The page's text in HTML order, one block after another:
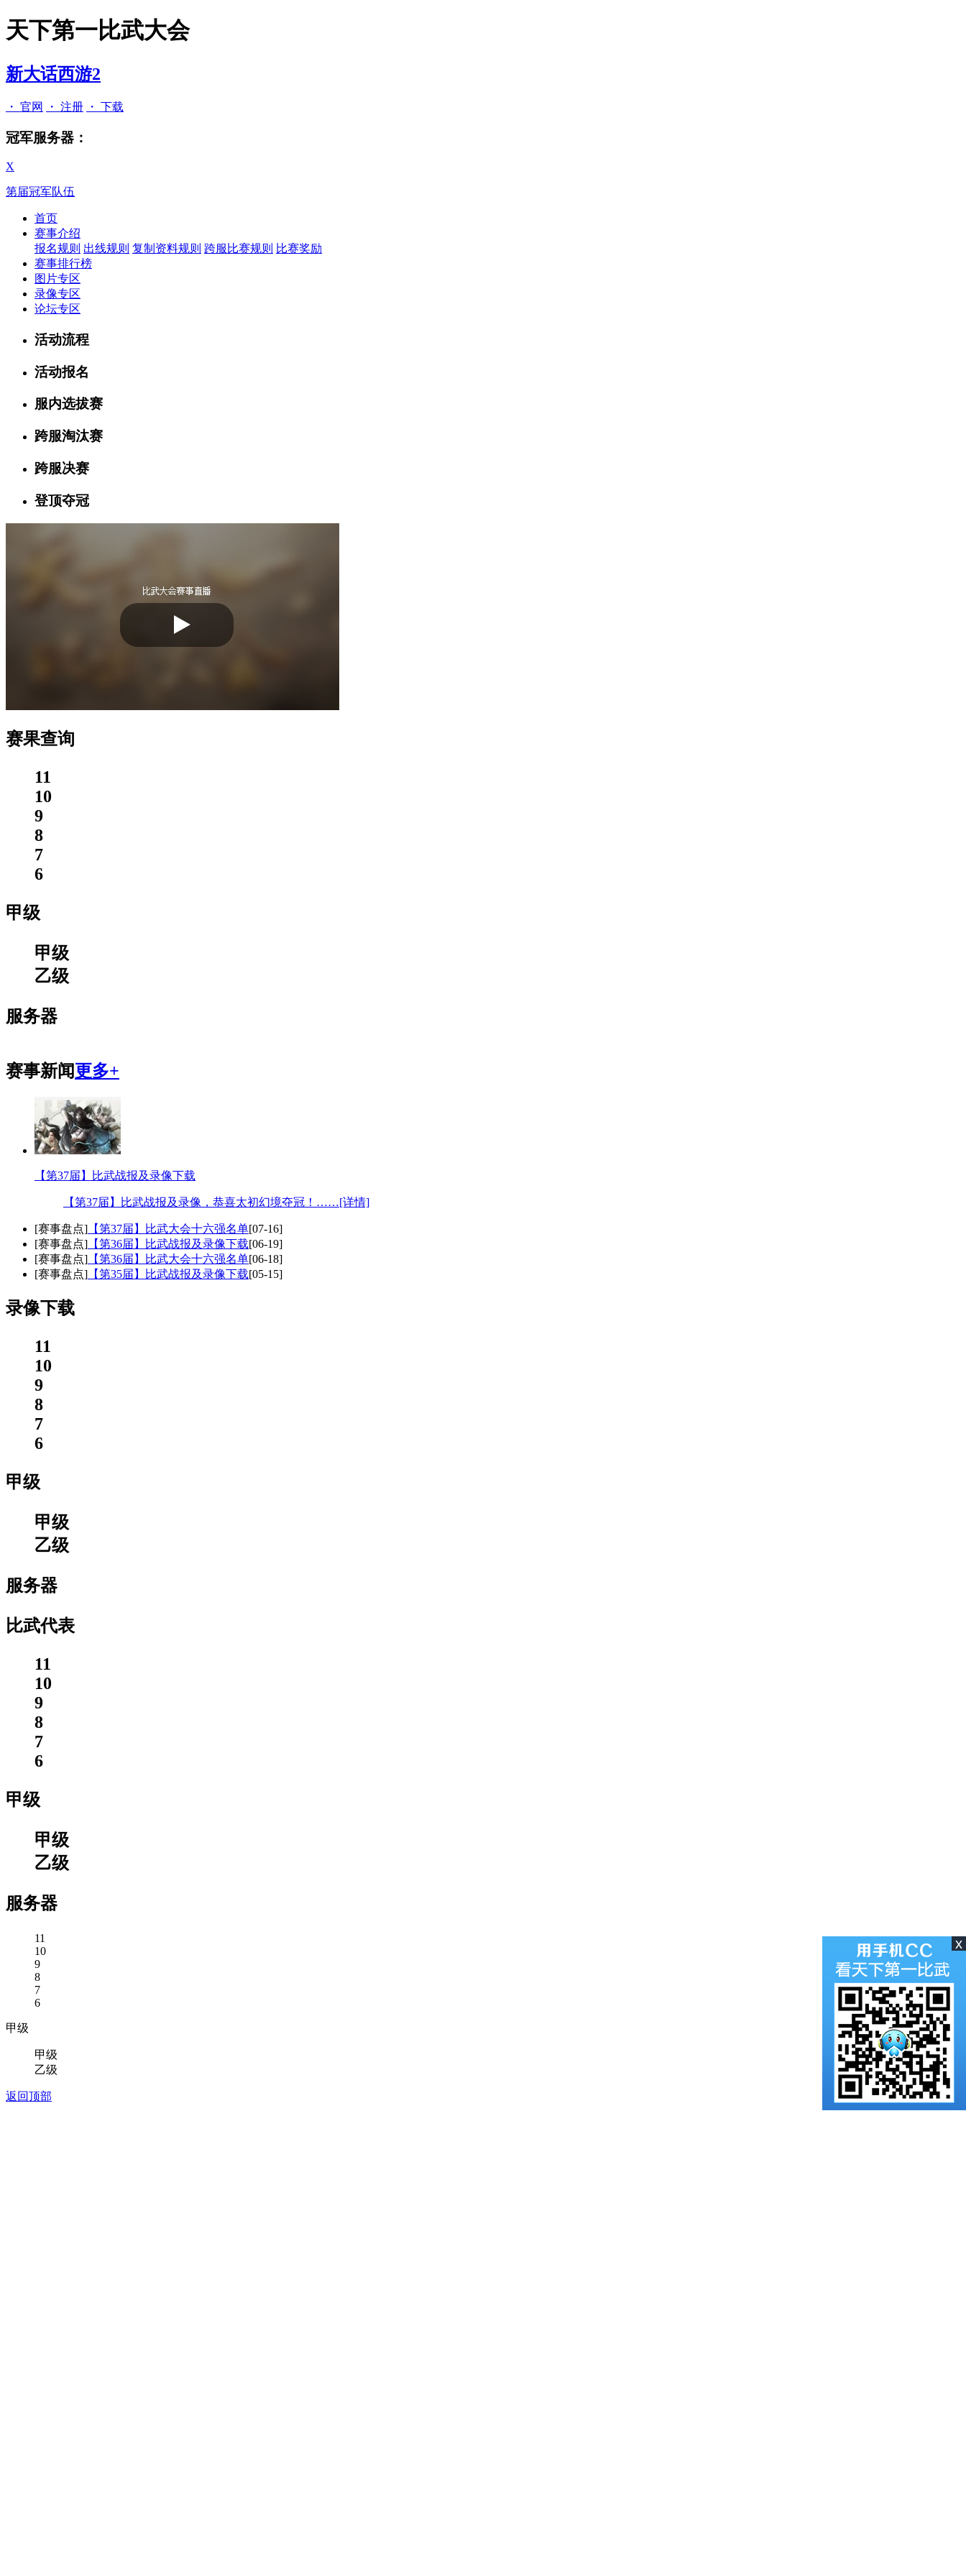
天下第一比武大会
新大话西游2
・ 官网 ・ 注册 ・ 下载
冠军服务器：
X
第届冠军队伍
首页
赛事介绍
报名规则 出线规则 复制资料规则 跨服比赛规则 比赛奖励
赛事排行榜
图片专区
录像专区
论坛专区
活动流程
活动报名
服内选拔赛
跨服淘汰赛
跨服决赛
登顶夺冠
赛果查询
11
10
9
8
7
6
甲级
甲级
乙级
服务器
赛事新闻更多+
【第37届】比武战报及录像下载
【第37届】比武战报及录像，恭喜太初幻境夺冠！……[详情]
[赛事盘点] 【第37届】比武大会十六强名单[07-16]
[赛事盘点] 【第36届】比武战报及录像下载[06-19]
[赛事盘点] 【第36届】比武大会十六强名单[06-18]
[赛事盘点] 【第35届】比武战报及录像下载[05-15]
录像下载
11
10
9
8
7
6
甲级
甲级
乙级
服务器
比武代表
11
10
9
8
7
6
甲级
甲级
乙级
服务器
11
10
9
8
7
6
甲级
甲级
乙级
返回顶部
x